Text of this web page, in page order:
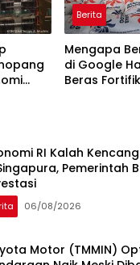
Berita
Mengapa
di Google
Beras
RI Kalah
Pemerintah
06/08/2026
Motor (TMMIN)